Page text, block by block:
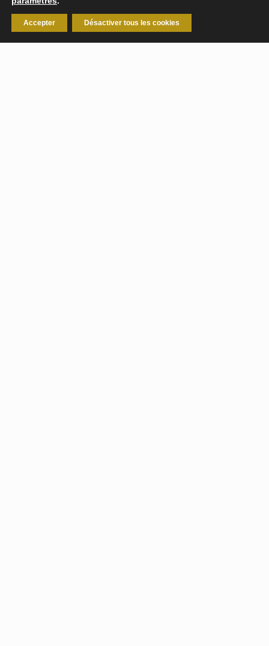
Mentions légales|Politique de confidentialité
Accepter Désactiver tous les cookies